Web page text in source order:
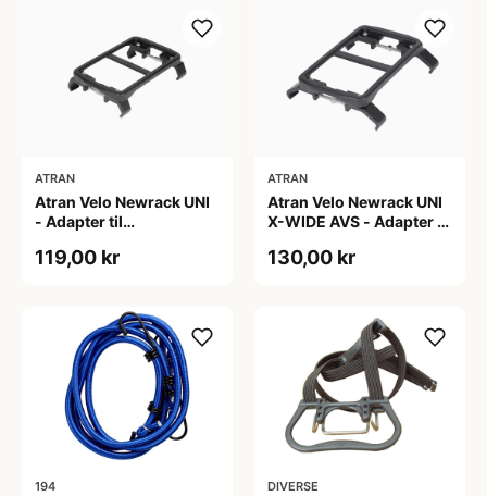
ATRAN
Atran Velo Newrack UNI
- Adapter til
mm - Sort
119,00 kr
ATRAN
Atran Velo Newrack UNI
X-WIDE AVS - Adapter til
mm - Sort
130,00 kr
194 DIVERSE